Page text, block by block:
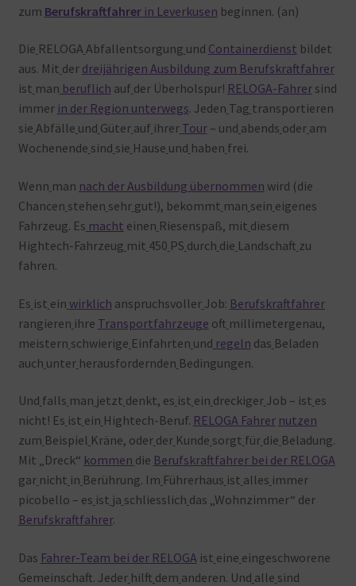
zum Berufskraftfahrerin Leverkusen beginnen. (an)
Die RELOGA Abfallentsorgung und Containerdienst bildet
aus. Mit der dreijährigen Ausbildung zum Berufskraftfahrer
ist man beruflich auf der Überholspur! RELOGA-Fahrersind
immer in der Region unterwegs. Jeden Tag transportieren
sie Abfälle und Güter auf ihrer Tour– und abends oder am
Wochenende sind sie Hause und haben frei.
Wenn man nach der Ausbildung übernommen wird (die
Chancen stehen sehr gut!), bekommt man sein eigenes
Fahrzeug. Es macht einen Riesenspaß, mit diesem
Hightech-Fahrzeug mit 450 PS durch die Landschaft zu
fahren.
Es ist ein wirklich anspruchsvoller Job: Berufskraftfahrer
rangieren ihre Transportfahrzeuge oft millimetergenau,
meistern schwierige Einfahrten und regeln das Beladen
auch unter herausfordernden Bedingungen.
Und falls man jetzt denkt, es ist ein dreckiger Job – ist es
nicht! Es ist ein Hightech-Beruf. RELOGA Fahrer nutzen
zum Beispiel Kräne, oder der Kunde sorgt für die Beladung.
Mit „Dreck“ kommen die Berufskraftfahrer bei der RELOGA
gar nicht in Berührung. Im Führerhaus ist alles immer
picobello – es ist ja schliesslich das „Wohnzimmer“ der
Berufskraftfahrer.
Das Fahrer-Team bei der RELOGA ist eine eingeschworene
Gemeinschaft. Jeder hilft dem anderen. Und alle sind